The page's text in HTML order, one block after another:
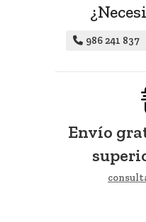
986 241 837
Envío